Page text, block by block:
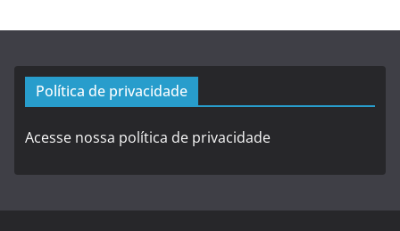
Política de privacidade
Acesse nossa política de privacidade